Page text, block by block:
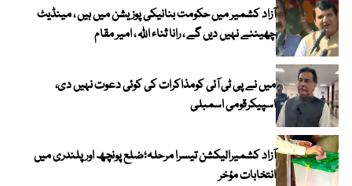
آزاد کشمیر میں حکومت بنانیکی پوزیشن میں ہیں ، مینڈیٹ
چھیننے نہیں دیں گے ، رانا ثناء اللہ ، امیر مقام
میں نے پی ٹی آئی کومذاکرات کی کوئی دعوت نہیں دی،
اسپیکرقومی اسمبلی
آزاد کشمیرالیکشن تیسرا مرحلہ؛ضلع پونچھ اور پلندری میں
انتخابات مؤخر